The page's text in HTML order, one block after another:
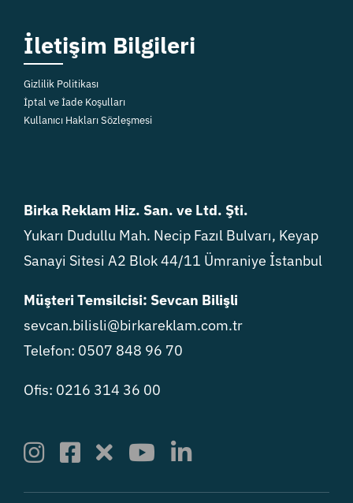
İletişim Bilgileri
Gizlilik Politikası
İptal ve İade Koşulları
Kullanıcı Hakları Sözleşmesi
Birka Reklam Hiz. San. ve Ltd. Şti.
Yukarı Dudullu Mah. Necip Fazıl Bulvarı, Keyap
Sanayi Sitesi A2 Blok 44/11 Ümraniye İstanbul
Müşteri Temsilcisi: Sevcan Bilişli
sevcan.bilisli@birkareklam.com.tr
Telefon: 0507 848 96 70
Ofis: 0216 314 36 00